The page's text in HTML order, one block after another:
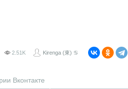
2.51K Kirenga (東) ♋
Вконтакте